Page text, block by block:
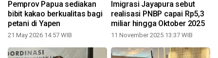
Pemprov Papua sediakan
bibit kakao berkualitas bagi
petani di Yapen
21 May 2026 14:57 WIB
Imigrasi Jayapura sebut
realisasi PNBP capai Rp5,3
miliar hingga Oktober 2025
11 November 2025 13:37 WIB